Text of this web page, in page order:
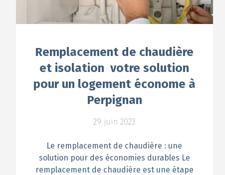
Remplacement de chaudière
et isolation votre solution
pour un logement économe à
Perpignan
29 juin 2023
Le remplacement de chaudière : une
solution pour des économies durables Le
remplacement de chaudière est une étape